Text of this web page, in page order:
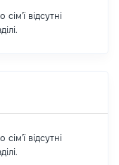
відсутні
відсутні